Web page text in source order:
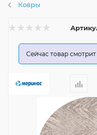
Ковры
Сейчас товар смотрит